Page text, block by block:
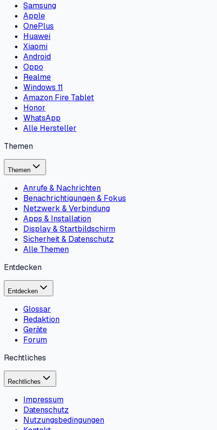
Samsung
Apple
OnePlus
Huawei
Xiaomi
Android
Oppo
Realme
Windows 11
Amazon Fire Tablet
Honor
WhatsApp
Alle Hersteller
Themen
Themen
Anrufe & Nachrichten
Benachrichtigungen & Fokus
Netzwerk & Verbindung
Apps & Installation
Display & Startbildschirm
Sicherheit & Datenschutz
Alle Themen
Entdecken
Entdecken
Glossar
Redaktion
Geräte
Forum
Rechtliches
Rechtliches
Impressum
Datenschutz
Nutzungsbedingungen